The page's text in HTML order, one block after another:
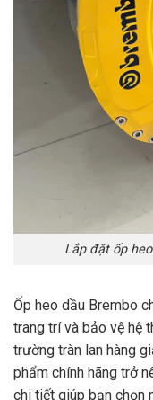
Lắp đặt ốp
Ốp heo dầu Brembo
trang trí và bảo vệ hệ
trường tràn lan hàng
phẩm chính hãng trở
chi tiết giúp bạn chọn